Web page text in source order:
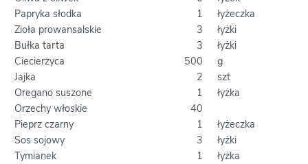
Papryka słodka
1
łyżeczka
Zioła prowansalskie
3
łyżki
Bułka tarta
3
łyżki
Ciecierzyca
500
g
Jajka
2
szt
Oregano suszone
1
łyżka
Orzechy włoskie
40
Pieprz czarny
1
łyżeczka
Sos sojowy
3
łyżki
Tymianek
1 łyżka